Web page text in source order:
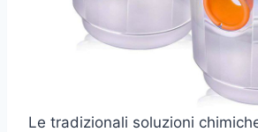
Le tradizionali soluzioni